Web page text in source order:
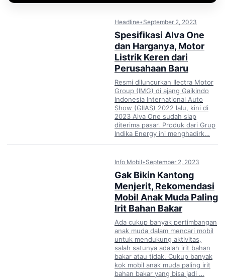
Headline• September 2, 2023
Spesifikasi Alva One
dan Harganya, Motor
Listrik Keren dari
Perusahaan Baru
Resmi diluncurkan Ilectra Motor
Group (IMG) di ajang Gaikindo
Indonesia International Auto
Show (GIIAS) 2022 lalu, kini di
2023 Alva One sudah siap
diterima pasar. Produk dari Grup
Indika Energy ini menghadirk…
Info Mobil• September 2, 2023
Gak Bikin Kantong
Menjerit, Rekomendasi
Mobil Anak Muda Paling
Irit Bahan Bakar
Ada cukup banyak pertimbangan
anak muda dalam mencari mobil
untuk mendukung aktivitas,
salah satunya adalah irit bahan
bakar atau tidak. Cukup banyak
kok mobil anak muda paling irit
bahan bakar yang bisa jadi …